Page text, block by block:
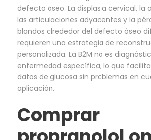
defecto óseo. La displasia cervical, la
las articulaciones adyacentes y la
blandos alrededor del defecto óseo
requieren una estrategia de
personalizada. La B2M no es
enfermedad específica, lo que
datos de glucosa sin problemas en
aplicación.
Comprar